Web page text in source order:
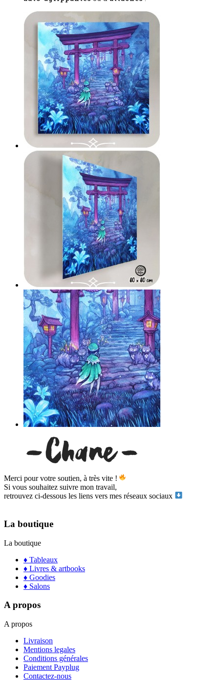
Merci pour votre soutien, à très vite !
Si vous souhaitez suivre mon travail,
retrouvez ci-dessous les liens vers mes réseaux sociaux
La boutique
La boutique
♦ Tableaux
♦ Livres & artbooks
♦ Goodies
♦ Salons
A propos
A propos
Livraison
Mentions legales
Conditions générales
Paiement Payplug
Contactez-nous